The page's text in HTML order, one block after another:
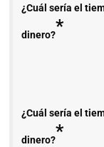
¿Cuál sería el
dinero?*
¿Cuál sería el
dinero?*